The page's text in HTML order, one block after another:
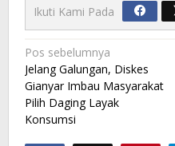
Ikuti Kami Pada
Navigasi
pos
Pos sebelumnya
Jelang Galungan, Diskes
Gianyar Imbau Masyarakat
Pilih Daging Layak
Konsumsi